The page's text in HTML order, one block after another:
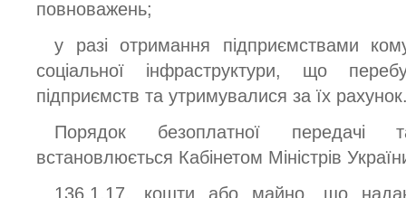
повноважень;
у разі отримання підприємствами
соціальної інфраструктури, що
підприємств та утримувалися за їх
Порядок безоплатної передачі
встановлюється Кабінетом Міністрів
136.1.17. кошти або майно, що